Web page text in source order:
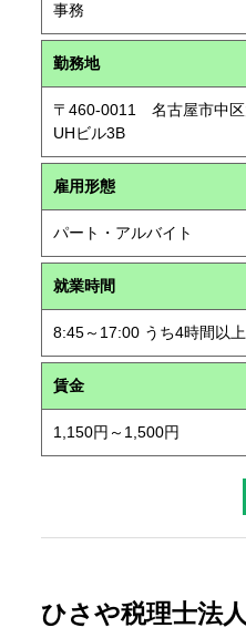
事務
勤務地
〒460-0011 名古屋市中
UHビル3B
雇用形態
パート・アルバイト
就業時間
8:45～17:00 うち4時間以
賃金
1,150円～1,500円
ひさや税理士法